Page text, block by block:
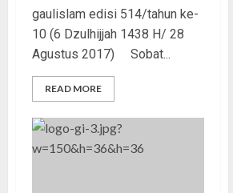
gaulislam edisi 514/tahun ke-
10 (6 Dzulhijjah 1438 H/ 28
Agustus 2017) Sobat...
READ MORE